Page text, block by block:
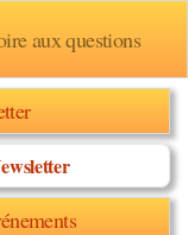
aux questions